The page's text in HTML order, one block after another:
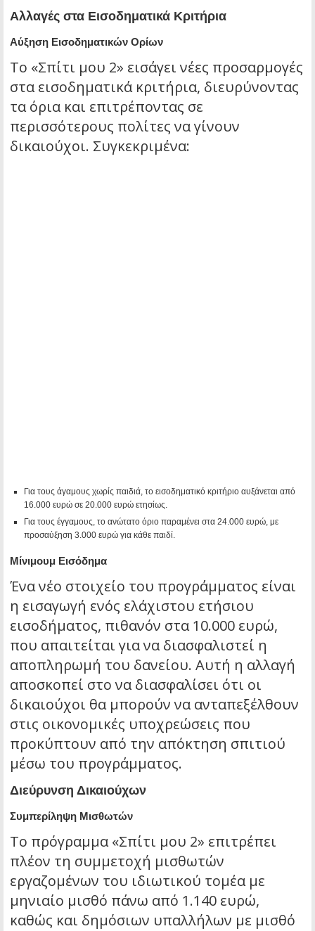
Αλλαγές στα Εισοδηματικά Κριτήρια
Αύξηση Εισοδηματικών Ορίων
Το «Σπίτι μου 2» εισάγει νέες προσαρμογές
στα εισοδηματικά κριτήρια, διευρύνοντας
τα όρια και επιτρέποντας σε
περισσότερους πολίτες να γίνουν
δικαιούχοι. Συγκεκριμένα:
Για τους άγαμους χωρίς παιδιά, το εισοδηματικό κριτήριο αυξάνεται από
16.000 ευρώ σε 20.000 ευρώ ετησίως.
Για τους έγγαμους, το ανώτατο όριο παραμένει στα 24.000 ευρώ, με
προσαύξηση 3.000 ευρώ για κάθε παιδί.
Μίνιμουμ Εισόδημα
Ένα νέο στοιχείο του προγράμματος είναι
η εισαγωγή ενός ελάχιστου ετήσιου
εισοδήματος, πιθανόν στα 10.000 ευρώ,
που απαιτείται για να διασφαλιστεί η
αποπληρωμή του δανείου. Αυτή η αλλαγή
αποσκοπεί στο να διασφαλίσει ότι οι
δικαιούχοι θα μπορούν να ανταπεξέλθουν
στις οικονομικές υποχρεώσεις που
προκύπτουν από την απόκτηση σπιτιού
μέσω του προγράμματος.
Διεύρυνση Δικαιούχων
Συμπερίληψη Μισθωτών
Το πρόγραμμα «Σπίτι μου 2» επιτρέπει
πλέον τη συμμετοχή μισθωτών
εργαζομένων του ιδιωτικού τομέα με
μηνιαίο μισθό πάνω από 1.140 ευρώ,
καθώς και δημόσιων υπαλλήλων με μισθό